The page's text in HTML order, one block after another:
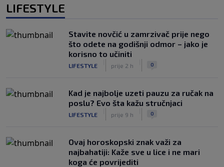
LIFESTYLE
Stavite novčić u zamrzivač prije nego
što odete na godišnji odmor – jako je
korisno to učiniti
LIFESTYLE prije 2 h 0
Kad je najbolje uzeti pauzu za ručak na
poslu? Evo šta kažu stručnjaci
LIFESTYLE prije 9 h 0
Ovaj horoskopski znak važi za
najbahatiji: Kaže sve u lice i ne mari
koga će povrijediti